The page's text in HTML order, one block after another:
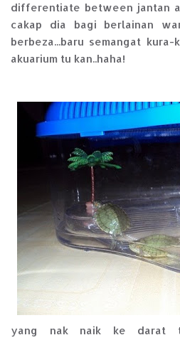
differentiate between jantan
cakap dia bagi berlainan
berbeza...baru semangat
akuarium tu kan..haha!
yang nak naik ke